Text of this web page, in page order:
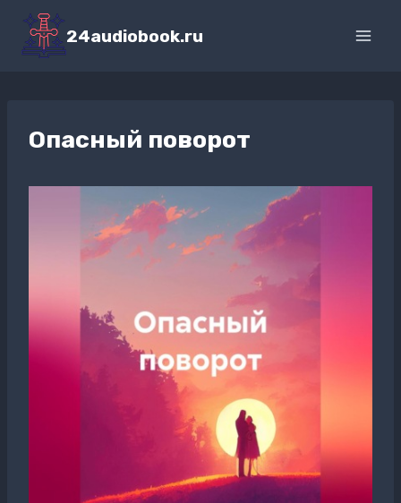
Перейти
содержимому
24audiobook.ru
Опасный поворот